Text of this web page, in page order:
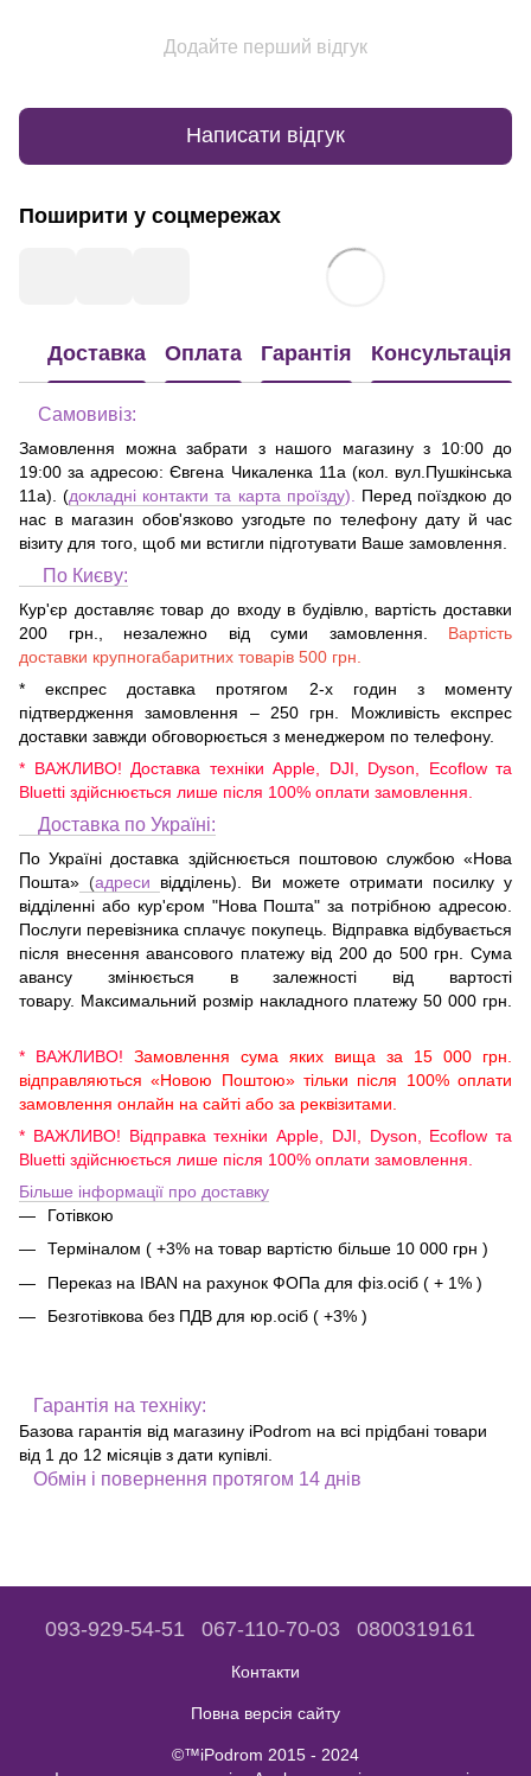
Додайте перший відгук
Написати відгук
Поширити у соцмережах
Доставка Оплата Гарантія Консультація
Самовивіз:
Замовлення можна забрати з нашого магазину з 10:00 до
19:00 за адресою:Євгена Чикаленка 11а (кол. вул.Пушкінська
11а) . (докладні контакти та карта проїзду). Перед поїздкою до
нас в магазин обов'язково узгодьте по телефону дату й час
візиту для того, щоб ми встигли підготувати Ваше замовлення.
По Києву:
Кур'єр доставляє товар до входу в будівлю, вартість доставки
200 грн., незалежно від суми замовлення. Вартість
доставки крупногабаритних товарів 500 грн.
* експрес доставка протягом 2-х годин з моменту
підтвердження замовлення – 250 грн. Можливість експрес
доставки завжди обговорюється з менеджером по телефону.
* ВАЖЛИВО! Доставка техніки Apple, DJI, Dyson, Ecoflow та
Bluetti здійснюється лише після 100% оплати замовлення.
Доставка по Україні:
По Україні доставка здійснюється поштовою службою «Нова
Пошта» (адреси
відділень). Ви можете отримати посилку у
відділенні або кур'єром "Нова Пошта" за потрібною адресою.
Послуги перевізника сплачує покупець. Відправка відбувається
після внесення авансового платежу від 200 до 500 грн. Сума
авансу змінюється в залежності від вартості
товару. Максимальний розмір накладного платежу 50 000 грн.
* ВАЖЛИВО! Замовлення сума яких вища за 15 000 грн.
відправляються «Новою Поштою» тільки після 100% оплати
замовлення онлайн на сайті або за реквізитами.
* ВАЖЛИВО! Відправка техніки Apple, DJI, Dyson, Ecoflow та
Bluetti здійснюється лише після 100% оплати замовлення.
Більше інформації про доставку
Готівкою
Терміналом ( +3% на товар вартістю більше 10 000 грн )
Переказ на IBAN на рахунок ФОПа для фіз.осіб ( + 1% )
Безготівкова без ПДВ для юр.осіб ( +3% )
Гарантія на техніку:
Базова гарантія від магазину iPodrom на всі прідбані товари
від 1 до 12 місяців з дати купівлі.
Обмін і повернення протягом 14 днів
093-929-54-51 067-110-70-03 0800319161
Контакти
Повна версія сайту
©™iPodrom 2015 - 2024